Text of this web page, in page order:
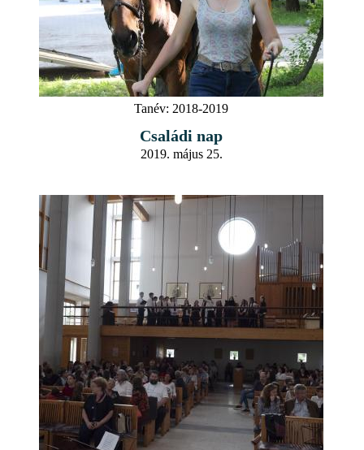
Tanév: 2018-2019
Családi nap
2019. május 25.